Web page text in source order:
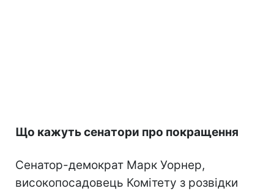
Що кажуть сенатори про покращення
Сенатор-демократ Марк Уорнер,
високопосадовець Комітету з розвідки